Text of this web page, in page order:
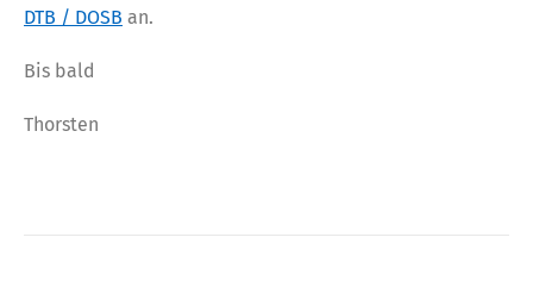
DTB / DOSB an.
Bis bald
Thorsten